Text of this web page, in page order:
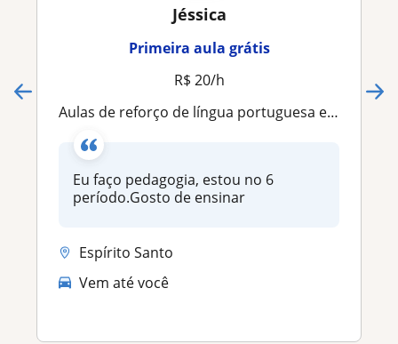
Jéssica
Primeira aula grátis
R$ 20/h
Aulas de reforço de língua portuguesa e matemática para iniciantes
Eu faço pedagogia, estou no 6
período.Gosto de ensinar
Espírito Santo
Vem até você